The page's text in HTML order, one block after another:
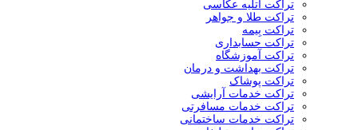
تراکت آتلیه عکاسی
تراکت طلا و جواهر
تراکت بِيمه
تراکت حسابداری
تراکت آموزشگاه
تراکت بهداشت و درمان
تراکت پوشاک
تراکت خدمات آرایشی
تراکت خدمات مسافرتی
تراکت خدمات ساختمانی